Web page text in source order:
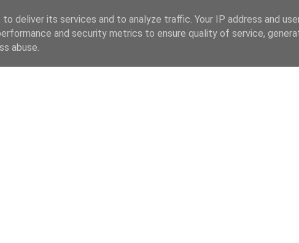
deliver its services and to analyze traffic. Your IP address and
and security metrics to ensure quality of service,
abuse.